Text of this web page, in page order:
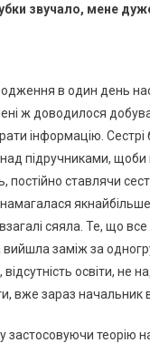
звучало, мене
в один день
ж доводилося
інформацію. Сестрі
підручниками, щоби
ставлячи
сяяла. Те, що все
вийшла заміж за
відсутність освіти,
вже зараз начальник
застосовуючи теорію